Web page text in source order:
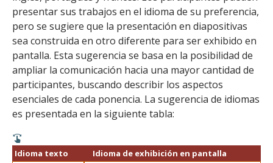
presentar sus trabajos en el idioma de su preferencia,
pero se sugiere que la presentación en diapositivas
sea construida en otro diferente para ser exhibido en
pantalla. Esta sugerencia se basa en la posibilidad de
ampliar la comunicación hacia una mayor cantidad de
participantes, buscando describir los aspectos
esenciales de cada ponencia. La sugerencia de idiomas
es presentada en la siguiente tabla:
Idioma texto
Idioma de exhibición en pantalla